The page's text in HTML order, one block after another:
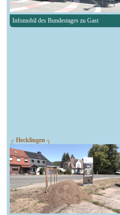
Infomobil des Bundestages zu Gast
┌ Hecklingen ┐